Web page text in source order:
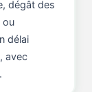
dégât des
ou
délai
avec